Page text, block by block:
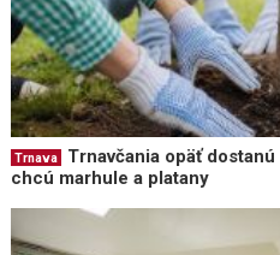
Trnava
Trnavčania opäť
chcú marhule a platany